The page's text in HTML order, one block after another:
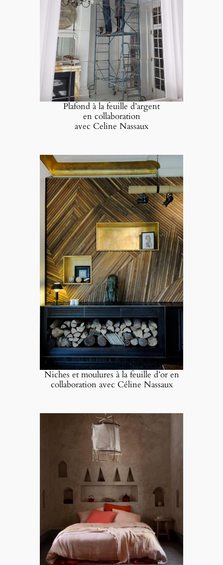
Plafond à la feuille d’argent
en collaboration
avec Celine Nassaux
Niches et moulures à la feuille d’or en
collaboration avec Céline Nassaux